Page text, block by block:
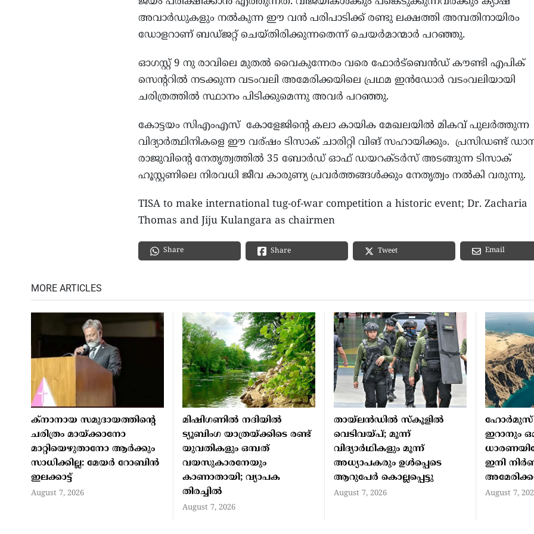
അവാർഡുകളും നൽകുന്ന ഈ വൻ പരിപാടിക്ക് രണ്ടു ലക്ഷത്തി അമ്പതിനായിരം
ഡോളറാണ് ബഡ്ജറ്റ് ചെയ്തിരിക്കുന്നതെന്ന് ചെയർമാന്മാർ പറഞ്ഞു.
ഓഗസ്റ്റ് 9 നു രാവിലെ മുതൽ വൈകുന്നേരം വരെ ഫോർട്ബെൻഡ് കൗണ്ടി എപിക്
സെന്ററിൽ നടക്കുന്ന വടംവലി അമേരിക്കയിലെ പ്രഥമ ഇൻഡോർ വടംവലിയായി
ചരിത്രത്തിൽ സ്ഥാനം പിടിക്കുമെന്നു അവർ പറഞ്ഞു.
കോട്ടയം സിഎംഎസ്‌ കോളേജിന്റെ കലാ കായിക മേഖലയിൽ മികവ് പുലർത്തുന്ന
വിദ്യാർത്ഥിനികളെ ഈ വര്ഷം ടിസാക് ചാരിറ്റി വിങ് സഹായിക്കും. പ്രസിഡണ്ട്
രാജുവിന്റെ നേതൃത്വത്തിൽ 35 ബോർഡ് ഓഫ് ഡയറക്ടർസ് അടങ്ങുന്ന ടിസാക്
ഹൂസ്റ്റണിലെ നിരവധി ജീവ കാരുണ്യ പ്രവർത്തങ്ങൾക്കും നേതൃത്വം നൽകി വരുന്നു.
TISA to make international tug-of-war competition a historic event; Dr. Zacharia
Thomas and Jiju Kulangara as chairmen
Share Share Tweet Email
MORE ARTICLES
ക്നാനായ സമുദായത്തിന്റെ
ചരിത്രം മായ്ക്കാനോ
മാറ്റിയെഴുതാനോ ആർക്കും
സാധിക്കില്ല: മേയർ റോബിൻ
ഇലക്കാട്ട്
August 7, 2026
മിഷിഗണില്‍ നദിയില്‍
ട്യൂബിംഗ യാത്രയ്ക്കിടെ രണ്ട്
യുവതികളും ഒമ്പത്
വയസുകാരനേയും
കാണാതായി; വ്യാപക
തിരച്ചില്‍
August 7, 2026
തായ്ലന്‍ഡില്‍ സ്‌കൂളില്‍
വെടിവയ്പ്; മൂന്ന്
വിദ്യാര്‍ഥികളും മൂന്ന്
അധ്യാപകരും ഉള്‍പ്പെടെ
ആറുപേര്‍ കൊല്ലപ്പെട്ടു
August 7, 2026
ഹോര്‍മുസ്
ഇറാനും
ഇനി
August 7,